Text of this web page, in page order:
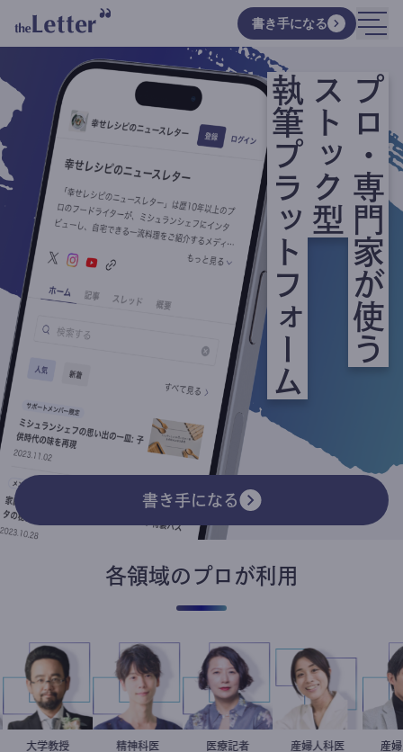
書き手になる
プロ・専門家が使う
ストック型
執筆プラットフォーム
書き手になる
各領域のプロが利用
金谷一朗
大学教授 藤野智哉
精神科医 岩永直子
医療記者 稲葉可奈子
産婦人科医